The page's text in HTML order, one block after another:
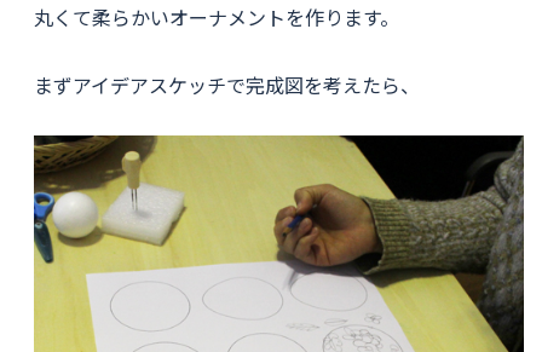
丸くて柔らかいオーナメントを作ります。
まずアイデアスケッチで完成図を考えたら、